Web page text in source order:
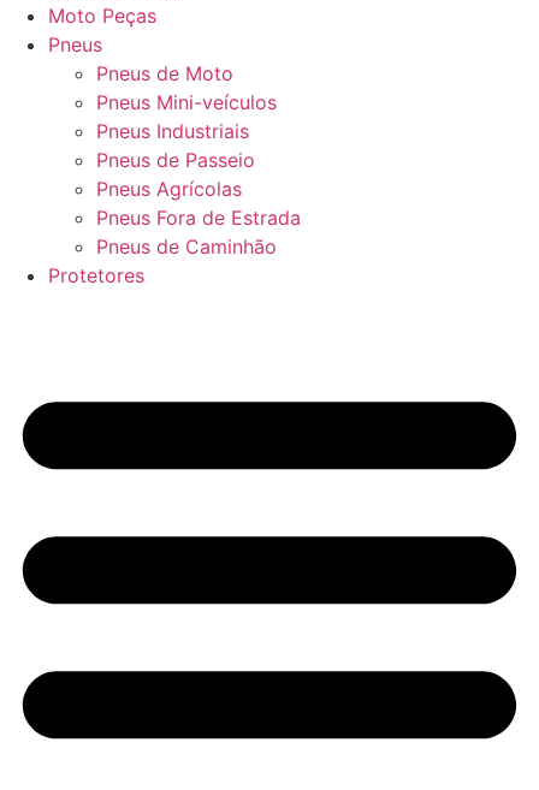
Moto Peças
Pneus
Pneus de Moto
Pneus Mini-veículos
Pneus Industriais
Pneus de Passeio
Pneus Agrícolas
Pneus Fora de Estrada
Pneus de Caminhão
Protetores